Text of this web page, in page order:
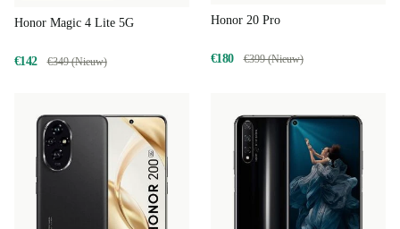
Honor Magic 4 Lite 5G
€142 €349 (Nieuw)
Honor 20 Pro
€180 €399 (Nieuw)